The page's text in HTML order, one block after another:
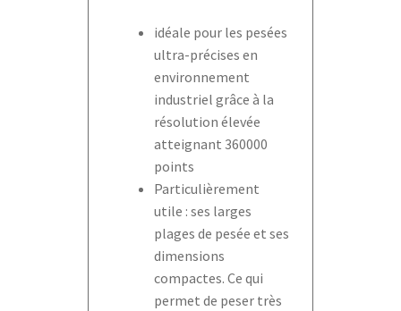
idéale pour les pesées
ultra-précises en
environnement
industriel grâce à la
résolution élevée
atteignant 360000
points
Particulièrement
utile : ses larges
plages de pesée et ses
dimensions
compactes. Ce qui
permet de peser très